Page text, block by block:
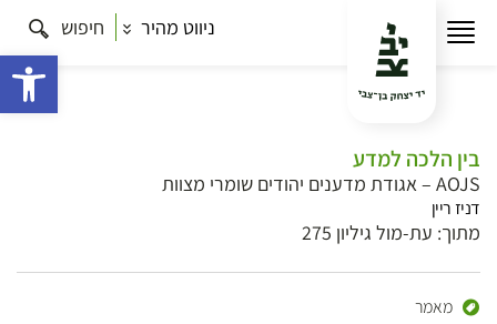
ניווט מהיר חיפוש
בין הלכה למדע
AOJS – אגודת מדענים יהודים שומרי מצוות
דניז ריין
מתוך: עת-מול גיליון 275
מאמר